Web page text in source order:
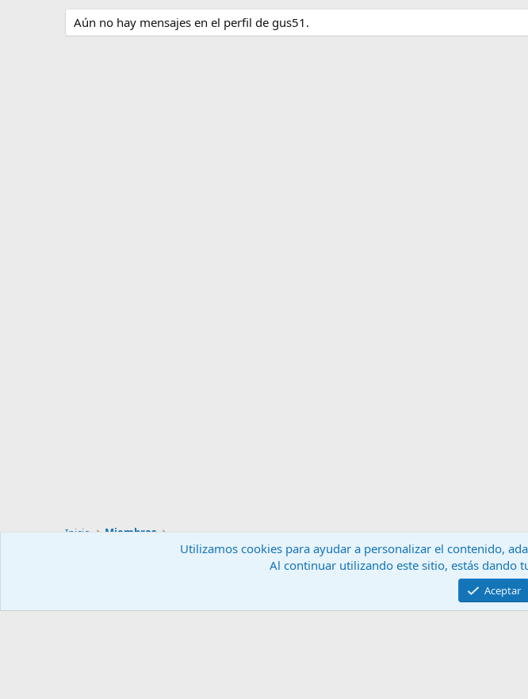
Aún no hay mensajes en el perfil de gus51.
Inicio Miembros
Community platform by
Utilizamos cookies para ayudar a personalizar el contenido,
Al continuar utilizando este sitio, estás dando
Aceptar